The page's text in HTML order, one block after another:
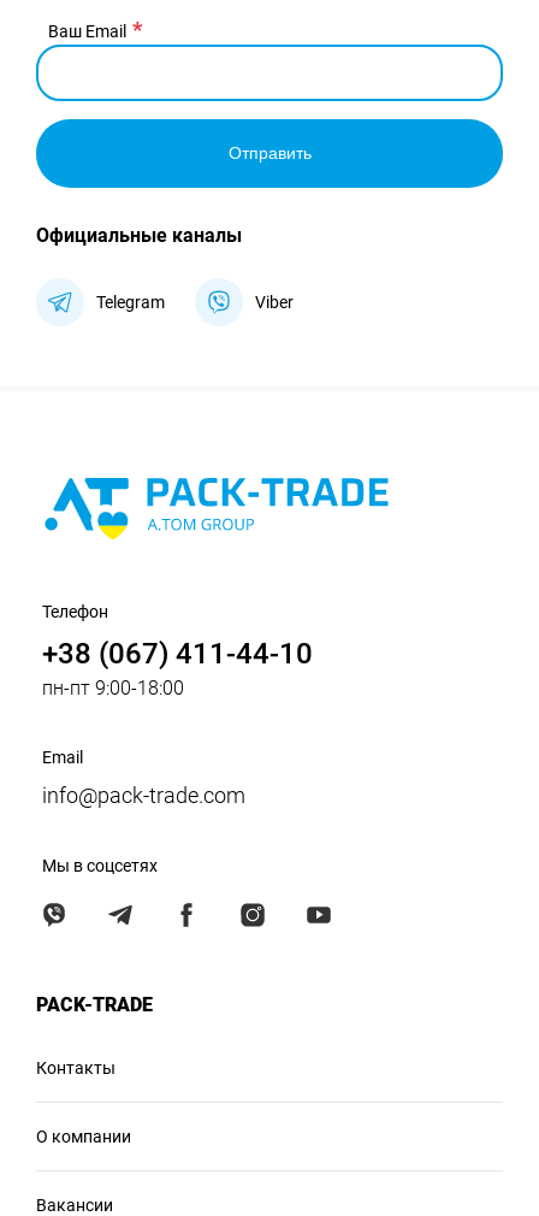
Ваш Email
Отправить
Официальные каналы
Telegram Viber
Телефон
+38 (067) 411-44-10
пн-пт 9:00-18:00
Email
info@pack-trade.com
Мы в соцсетях
PACK-TRADE
Контакты
О компании
Вакансии